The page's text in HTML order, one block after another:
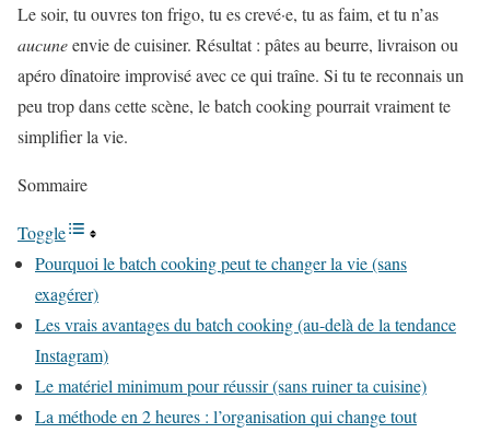
Le soir, tu ouvres ton frigo, tu es crevé·e, tu as faim, et tu n’as
aucuneenvie de cuisiner. Résultat : pâtes au beurre, livraison ou
apéro dînatoire improvisé avec ce qui traîne. Si tu te reconnais un
peu trop dans cette scène, le batch cooking pourrait vraiment te
simplifier la vie.
Sommaire
Toggle
Pourquoi le batch cooking peut te changer la vie (sans
exagérer)
Les vrais avantages du batch cooking (au-delà de la tendance
Instagram)
Le matériel minimum pour réussir (sans ruiner ta cuisine)
La méthode en 2 heures : l’organisation qui change tout